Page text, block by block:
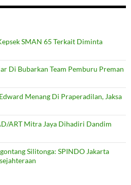
SMAN 65 Terkait Diminta
Di Bubarkan Team Pemburu Preman
Menang Di Praperadilan, Jaksa
ART Mitra Jaya Dihadiri Dandim
Silitonga: SPINDO Jakarta